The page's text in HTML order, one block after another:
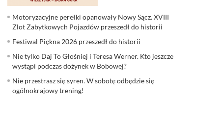
Motoryzacyjne perełki opanowały Nowy Sącz. XVIII
Zlot Zabytkowych Pojazdów przeszedł do historii
Festiwal Piękna 2026 przeszedł do historii
Nie tylko Daj To Głośniej i Teresa Werner. Kto jeszcze
wystąpi podczas dożynek w Bobowej?
Nie przestrasz się syren. W sobotę odbędzie się
ogólnokrajowy trening!